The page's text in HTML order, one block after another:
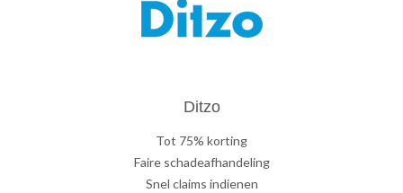
Ditzo
Tot 75% korting
Faire schadeafhandeling
Snel claims indienen